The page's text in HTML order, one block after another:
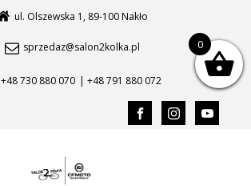
ul. Olszewska 1, 89-100 Nakło
sprzedaz@salon2kolka.pl
+48 730 880 070 | +48 791 880 072
0